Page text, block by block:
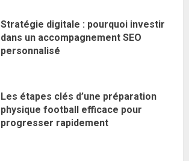
Stratégie digitale : pourquoi investir
dans un accompagnement SEO
personnalisé
Les étapes clés d’une préparation
physique football efficace pour
progresser rapidement